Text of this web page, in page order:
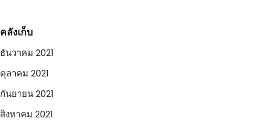
คลังเก็บ
ธันวาคม 2021
ตุลาคม 2021
กันยายน 2021
สิงหาคม 2021